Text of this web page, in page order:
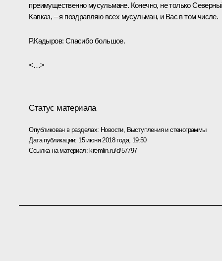
преимущественно мусульмане. Конечно, не только
Кавказ, – я поздравляю всех мусульман, и Вас в том числе.
Р.Кадыров: Спасибо большое.
<…>
Статус материала
Опубликован в разделах: Новости, Выступления и стенограммы
Дата публикации: 15 июня 2018 года, 19:50
Ссылка на материал: kremlin.ru/d/57797